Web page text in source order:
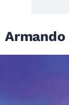
Armando